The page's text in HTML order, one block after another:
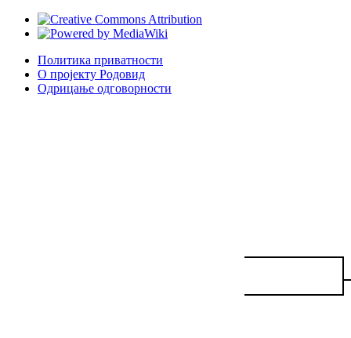
Политика приватности
О пројекту Родовид
Одрицање одговорности